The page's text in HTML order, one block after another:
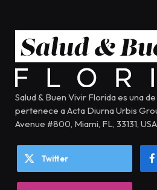
Salud & Buen Vivir Florida es una
pertenece a Acta Diurna Urbis
Avenue #800, Miami, FL, 33131,
Twitter